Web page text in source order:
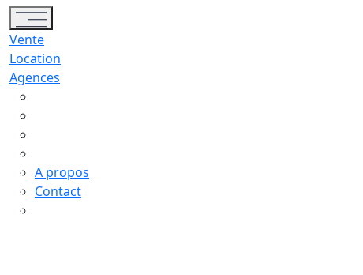
Toggle navigation
Vente
Location
Agences
A propos
Contact